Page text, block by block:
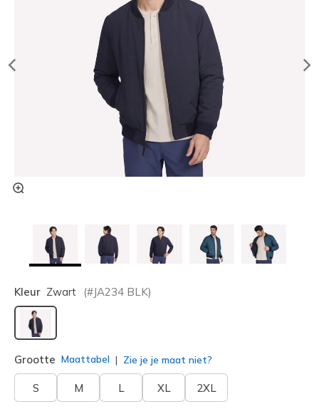
Kleur Zwart (#JA234 BLK)
geselecteerd
Grootte Maattabel Zie je je maat niet?
S M L XL 2XL